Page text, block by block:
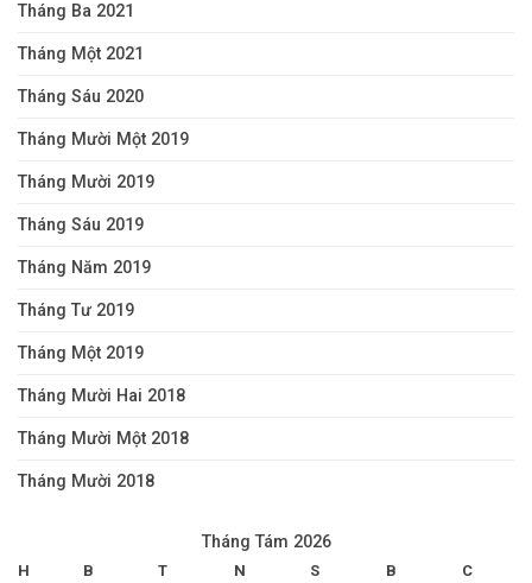
Tháng Ba 2021
Tháng Một 2021
Tháng Sáu 2020
Tháng Mười Một 2019
Tháng Mười 2019
Tháng Sáu 2019
Tháng Năm 2019
Tháng Tư 2019
Tháng Một 2019
Tháng Mười Hai 2018
Tháng Mười Một 2018
Tháng Mười 2018
Tháng Tám 2026
H B T N S B C